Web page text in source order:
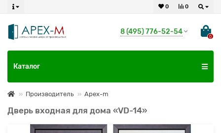
0
0
8 (495) 776-52-54
0
Каталог
Производитель Apex-m
Дверь входная для дома «VD-14»